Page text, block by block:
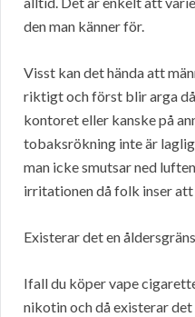
den man känner för.
Visst kan det hända att
riktigt och först blir arga
kontoret eller kanske på
tobaksrökning inte är
man icke smutsar ned
irritationen då folk inser att
Existerar det en
Ifall du köper vape
nikotin och då existerar